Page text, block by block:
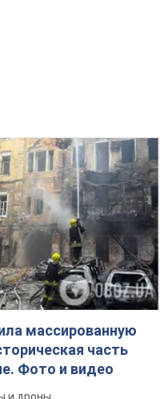
массированную
часть
Фото и видео
и дроны